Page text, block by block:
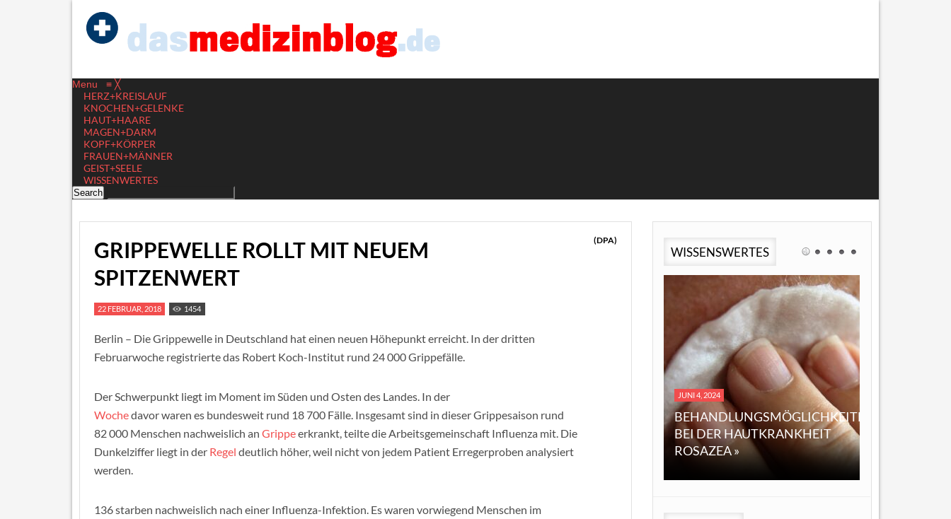
Menu ≡ ╳
HERZ+KREISLAUF
KNOCHEN+GELENKE
HAUT+HAARE
MAGEN+DARM
KOPF+KÖRPER
FRAUEN+MÄNNER
GEIST+SEELE
WISSENWERTES
GRIPPEWELLE ROLLT MIT NEUEM
SPITZENWERT
(DPA)
22 FEBRUAR, 2018 1454
Berlin – Die Grippewelle in Deutschland hat einen neuen Höhepunkt erreicht. In der dritten
Februarwoche registrierte das Robert Koch-Institut rund 24 000 Grippefälle.
Der Schwerpunkt liegt im Moment im Süden und Osten des Landes. In der
Wochedavor waren es bundesweit rund 18 700 Fälle. Insgesamt sind in dieser Grippesaison rund
82 000 Menschen nachweislich an Grippeerkrankt, teilte die Arbeitsgemeinschaft Influenza mit. Die
Dunkelziffer liegt in der Regel deutlich höher, weil nicht von jedem Patient Erregerproben analysiert
werden.
136 starben nachweislich nach einer Influenza-Infektion. Es waren vorwiegend Menschen im
WISSENSWERTES
BEHANDLUNGSMÖGLICHKEITEN
BEI DER HAUTKRANKHEIT
ROSAZEA »
DEZEMBER 14, 2023
EINE ÜBERSICHT ÜBER
ÖL: EIGENSCHAFTEN,
ANWENDUNGEN UND
MÖGLICHE VORTEILE »